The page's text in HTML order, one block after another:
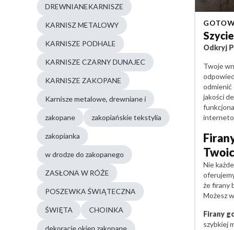
DREWNIANEKARNISZE
KARNISZ METALOWY
KARNISZE PODHALE
KARNISZE CZARNY DUNAJEC
KARNISZE ZAKOPANE
Karnisze metalowe, drewniane i
zakopane zakopiańskie tekstylia
zakopianka
w drodze do zakopanego
ZASŁONA W RÓŻE
POSZEWKA ŚWIĄTECZNA
ŚWIĘTA CHOINKA
dekoracje okien zakopane
Odkryj
Twoje
odmienić
jakości
Nie
że firany
Możesz
Firany
szybkiej